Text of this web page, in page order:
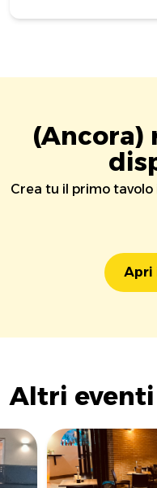
(Ancora)
Crea tu il primo
Apri
Altri